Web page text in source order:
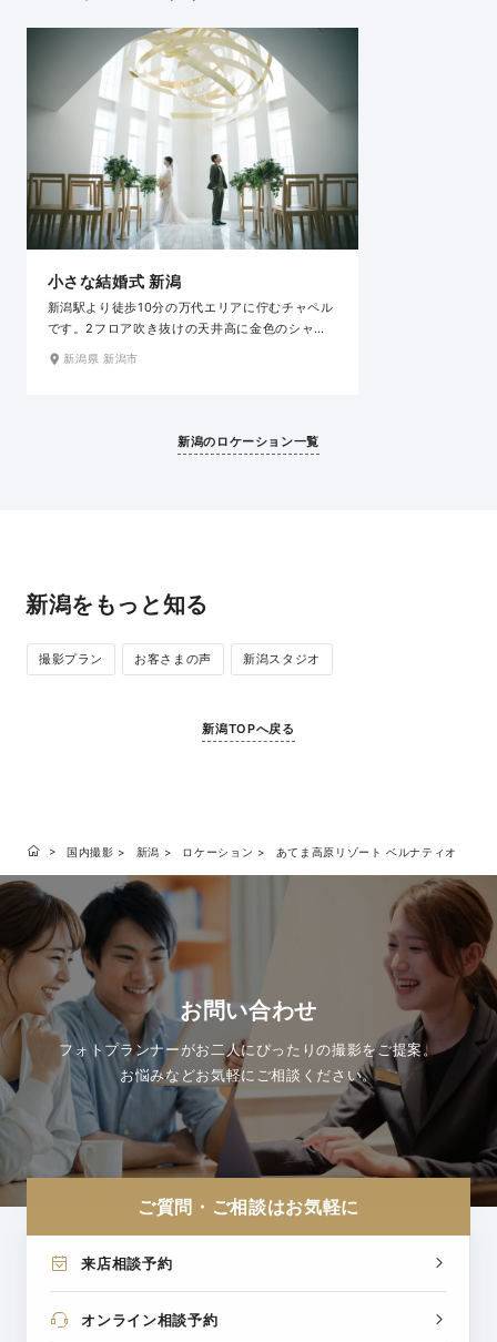
小さな結婚式 新潟
新潟駅より徒歩10分の万代エリアに佇むチャペル
です。2フロア吹き抜けの天井高に金色のシャン
デリアがキラキラ輝く洗礼された、開放感のある
「やすらぎ提」での撮影も可能です。ご家族同様の
ペットとご一緒の撮影も叶います。
新潟県 新潟市
新潟のロケーション一覧
新潟をもっと知る
撮影プラン お客さまの声 新潟スタジオ
新潟TOPへ戻る
国内撮影 新潟 ロケーション あてま高原リゾート ベルナティオ
お問い合わせ
フォトプランナーがお二人にぴったりの撮影をご提案。
お悩みなどお気軽にご相談ください。
ご質問・ご相談はお気軽に
来店相談予約
オンライン相談予約